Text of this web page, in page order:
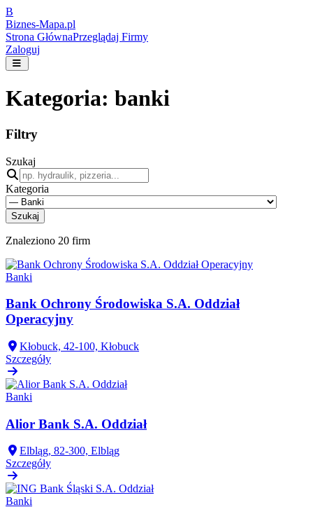
B
Biznes-Mapa.pl
Strona GłównaPrzeglądaj Firmy
Zaloguj
Kategoria: banki
Filtry
Szukaj
Kategoria
Szukaj
Znaleziono 20 firm
Banki
Bank Ochrony Środowiska S.A. Oddział
Operacyjny
Kłobuck, 42-100, Kłobuck
Szczegóły
Banki
Alior Bank S.A. Oddział
Elbląg, 82-300, Elbląg
Szczegóły
Banki